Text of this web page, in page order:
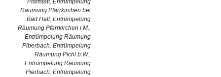
Pfaffstätt, Entrümpelung
Räumung Pfarrkirchen bei
Bad Hall, Entrümpelung
Räumung Pfarrkirchen i.M.,
Entrümpelung Räumung
Piberbach, Entrümpelung
Räumung Pichl b.W.,
Entrümpelung Räumung
Pierbach, Entrümpelung